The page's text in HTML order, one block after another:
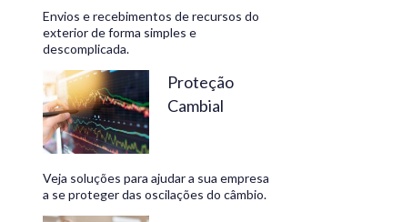
Envios e recebimentos de recursos do
exterior de forma simples e
descomplicada.
Proteção
Cambial
Veja soluções para ajudar a sua empresa
a se proteger das oscilações do câmbio.